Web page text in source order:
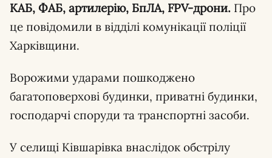
КАБ, ФАБ, артилерію, БпЛА, FPV-дрони. Про
це повідомили в відділі комунікації поліції
Харківщини.
Ворожими ударами пошкоджено
багатоповерхові будинки, приватні будинки,
господарчі споруди та транспортні засоби.
У селищі Ківшарівка внаслідок обстрілу